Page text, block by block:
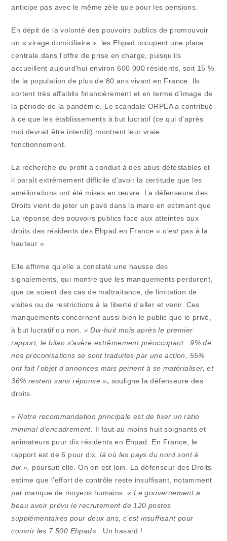
anticipe pas avec le même zèle que pour les pensions.
En dépit de la volonté des pouvoirs publics de promouvoir
un « virage domiciliaire », les Ehpad occupent une place
centrale dans l’offre de prise en charge, puisqu’ils
accueillent aujourd’hui environ 600 000 résidents, soit 15 %
de la population de plus de 80 ans vivant en France. Ils
sortent très affaiblis financièrement et en terme d’image de
la période de la pandémie. Le scandale ORPEA a contribué
à ce que les établissements à but lucratif (ce qui d’après
moi devrait être interdit) montrent leur vraie
fonctionnement.
La recherche du profit a conduit à des abus détestables et
il paraît extrêmement difficile d’avoir la certitude que les
améliorations ont été mises en œuvre. La défenseure des
Droits vient de jeter un pavé dans la mare en estimant que
La réponse des pouvoirs publics face aux atteintes aux
droits des résidents des Ehpad en France « n’est pas à la
hauteur ».
Elle affirme qu’elle a constaté une hausse des
signalements, qui montre que les manquements perdurent,
que ce soient des cas de maltraitance, de limitation de
visites ou de restrictions à la liberté d’aller et venir. Ces
manquements concernent aussi bien le public que le privé,
à but lucratif ou non. « Dix-huit mois après le premier
rapport, le bilan s’avère extrêmement préoccupant : 9% de
nos préconisations se sont traduites par une action, 55%
ont fait l’objet d’annonces mais peinent à se matérialiser, et
36% restent sans réponse », souligne la défenseure des
droits.
« Notre recommandation principale est de fixer un ratio
minimal d’encadrement. Il faut au moins huit soignants et
animateurs pour dix résidents en Ehpad. En France, le
rapport est de 6 pour dix, là où les pays du nord sont à
dix », poursuit elle. On en est loin. La défenseur des Droits
estime que l’effort de contrôle reste insuffisant, notamment
par manque de moyens humains.« Le gouvernement a
beau avoir prévu le recrutement de 120 postes
supplémentaires pour deux ans, c’est insuffisant pour
couvrir les 7 500 Ehpad« . Un hasard !